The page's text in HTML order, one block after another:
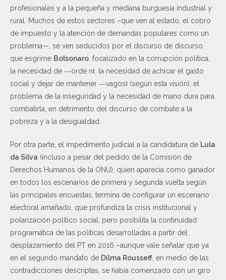
profesionales y a la pequeña y mediana burguesía industrial y
rural. Muchos de estos sectores –que ven al estado, el cobro
de impuesto y la atención de demandas populares como un
problema—, se ven seducidos por el discurso de discurso
que esgrime Bolsonaro , focalizado en la corrupción política,
la necesidad de ―orde n‖, la necesidad de achicar el gasto
social y dejar de mantener ―vagos‖ (según esta visión), el
problema de la inseguridad y la necesidad de mano dura para
combatirla, en detrimento del discurso de combate a la
pobreza y a la desigualdad.
Por otra parte, el impedimento judicial a la candidatura de Lula
da Silva (incluso a pesar del pedido de la Comisión de
Derechos Humanos de la ONU), quien aparecía como ganador
en todos los escenarios de primera y segunda vuelta según
las principales encuestas, termina de configurar un escenario
electoral amañado, que profundiza la crisis institucional y
polarización político social, pero posibilita la continuidad
programática de las políticas desarrolladas a partir del
desplazamiento del PT en 2016 –aunque vale señalar que ya
en el segundo mandato de Dilma Rousseff , en medio de las
contradicciones descriptas, se había comenzado con un giro